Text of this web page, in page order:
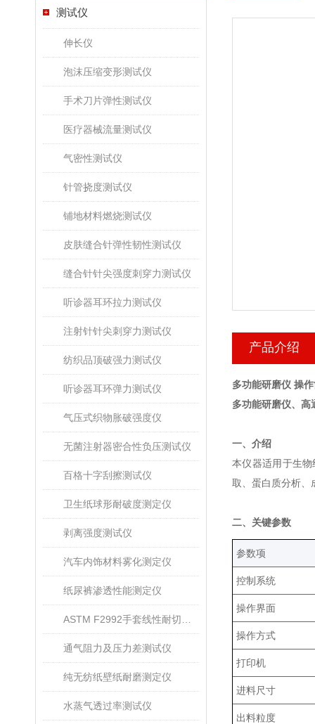
测试仪
伸长仪
泡沫压缩变形测试仪
手术刀片弹性测试仪
医疗器械流量测试仪
气密性测试仪
针管挠度测试仪
铺地材料燃烧测试仪
皮肤缝合针弹性韧性测试仪
缝合针针尖强度刺穿力测试仪
听诊器耳环拉力测试仪
注射针针尖刺穿力测试仪
纺织品顶破强力测试仪
听诊器耳环弹力测试仪
气压式织物胀破强度仪
无菌注射器密合性负压测试仪
百格十字刮擦测试仪
卫生纸球形耐破度测定仪
剥离强度测试仪
汽车内饰材料雾化测定仪
纸尿裤渗透性能测定仪
通气阻力及压力差测试仪
纯无纺纸壁纸耐磨测定仪
水蒸气透过率测试仪
产品介绍
多功能研磨仪 操
多功能研磨仪、高
‌一、介绍
本仪器适用于生
取、蛋白质分析、
‌二、关键参数
‌参数项‌
控制系统
操作界面
操作方式
打印机
进料尺寸
出料粒度